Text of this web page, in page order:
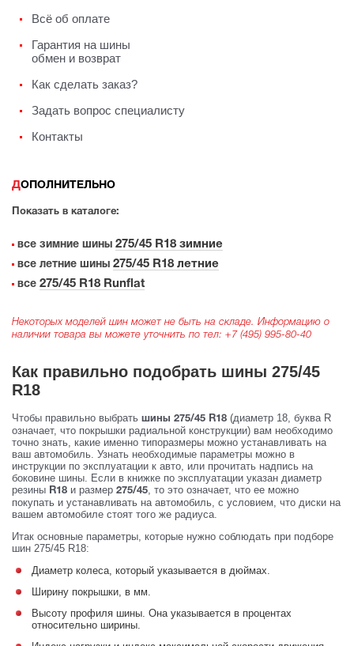
Всё об оплате
Гарантия на шины
обмен и возврат
Как сделать заказ?
Задать вопрос специалисту
Контакты
ДОПОЛНИТЕЛЬНО
Показать в каталоге:
все зимние шины 275/45 R18 зимние
все летние шины 275/45 R18 летние
все 275/45 R18 Runflat
Некоторых моделей шин может не быть на складе. Информацию о
наличии товара вы можете уточнить по тел: +7 (495) 995-80-40
Как правильно подобрать шины 275/45
R18
Чтобы правильно выбрать шины 275/45 R18 (диаметр 18, буква R
означает, что покрышки радиальной конструкции) вам необходимо
точно знать, какие именно типоразмеры можно устанавливать на
ваш автомобиль. Узнать необходимые параметры можно в
инструкции по эксплуатации к авто, или прочитать надпись на
боковине шины. Если в книжке по эксплуатации указан диаметр
резины R18 и размер 275/45
, то это означает, что ее можно
покупать и устанавливать на автомобиль, с условием, что диски на
вашем автомобиле стоят того же радиуса.
Итак основные параметры, которые нужно соблюдать при подборе
шин 275/45 R18:
Диаметр колеса, который указывается в дюймах.
Ширину покрышки, в мм.
Высоту профиля шины. Она указывается в процентах
относительно ширины.